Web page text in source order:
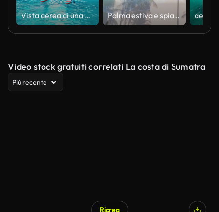
Vista aerea di una bella giornata, Giovane coppia innamorata in kayak sul mare insieme su un clima tropicale. Concetto di attività di vacanza tropicale. Palma estiva e spiaggia tropicale con onde Aqua e ombra di palma da cocco su sfondo blu.
Video stock gratuiti correlati La costa di Sumatra
Più recente
Ricrea